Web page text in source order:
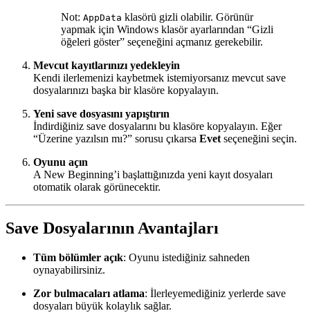
Not: AppData klasörü gizli olabilir. Görünür
yapmak için Windows klasör ayarlarından “Gizli
öğeleri göster” seçeneğini açmanız gerekebilir.
Mevcut kayıtlarınızı yedekleyin
Kendi ilerlemenizi kaybetmek istemiyorsanız mevcut save
dosyalarınızı başka bir klasöre kopyalayın.
Yeni save dosyasını yapıştırın
İndirdiğiniz save dosyalarını bu klasöre kopyalayın. Eğer
“Üzerine yazılsın mı?” sorusu çıkarsa Evet seçeneğini seçin.
Oyunu açın
A New Beginning’i başlattığınızda yeni kayıt dosyaları
otomatik olarak görünecektir.
Save Dosyalarının Avantajları
Tüm bölümler açık: Oyunu istediğiniz sahneden
oynayabilirsiniz.
Zor bulmacaları atlama: İlerleyemediğiniz yerlerde save
dosyaları büyük kolaylık sağlar.